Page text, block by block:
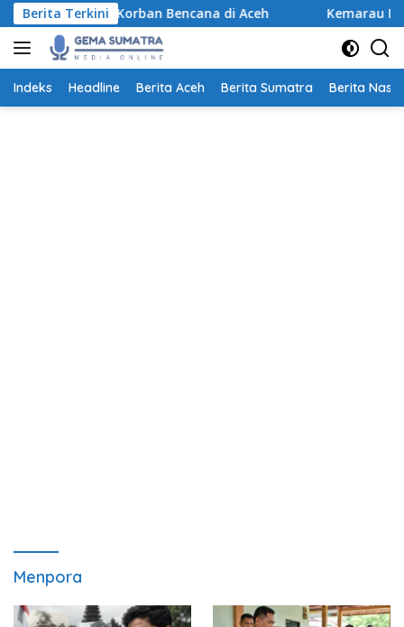
Langsung
ke
konten
Berita Terkini
Korban Bencana di Aceh Kemarau
Indeks Headline Berita Aceh Berita Sumatra Berita
Menpora